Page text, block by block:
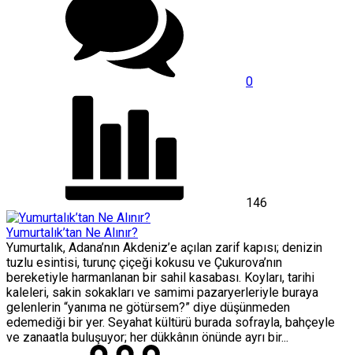
0
146
Yumurtalık’tan Ne Alınır?
Yumurtalık, Adana’nın Akdeniz’e açılan zarif kapısı; denizin
tuzlu esintisi, turunç çiçeği kokusu ve Çukurova’nın
bereketiyle harmanlanan bir sahil kasabası. Koyları, tarihi
kaleleri, sakin sokakları ve samimi pazaryerleriyle buraya
gelenlerin “yanıma ne götürsem?” diye düşünmeden
edemediği bir yer. Seyahat kültürü burada sofrayla, bahçeyle
ve zanaatla buluşuyor; her dükkânın önünde ayrı bir...